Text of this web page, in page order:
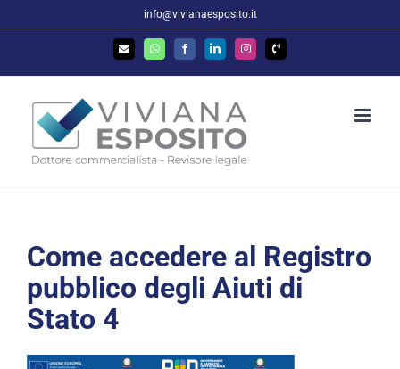
contenuto
info@vivianaesposito.it
Email WhatsAppFacebookLinkedInInstagramPhone
Come accedere al Registro
pubblico degli Aiuti di
Stato 4